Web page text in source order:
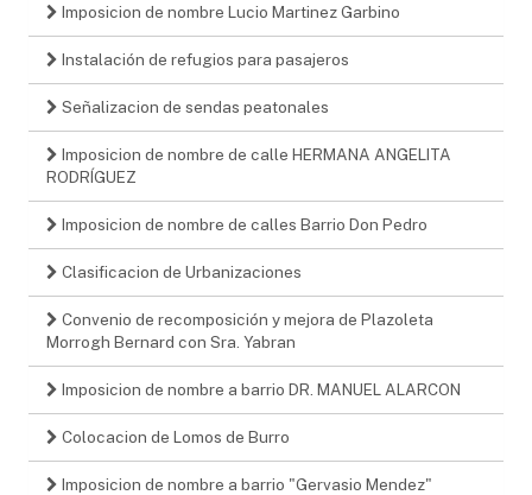
Imposicion de nombre Lucio Martinez Garbino
Instalación de refugios para pasajeros
Señalizacion de sendas peatonales
Imposicion de nombre de calle HERMANA ANGELITA
RODRÍGUEZ
Imposicion de nombre de calles Barrio Don Pedro
Clasificacion de Urbanizaciones
Convenio de recomposición y mejora de Plazoleta
Morrogh Bernard con Sra. Yabran
Imposicion de nombre a barrio DR. MANUEL ALARCON
Colocacion de Lomos de Burro
Imposicion de nombre a barrio "Gervasio Mendez"